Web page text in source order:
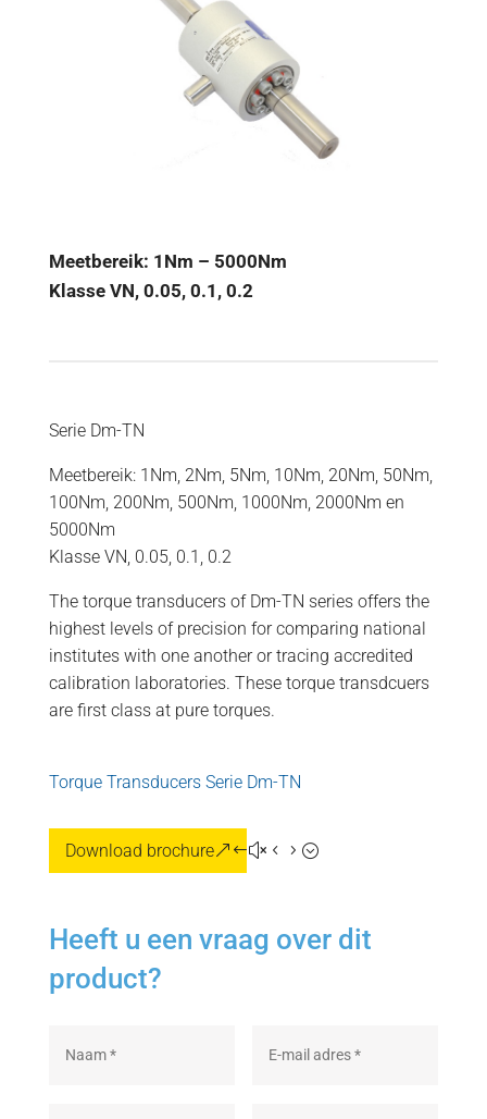
Meetbereik: 1Nm – 5000Nm
Klasse VN, 0.05, 0.1, 0.2
Serie Dm-TN
Meetbereik: 1Nm, 2Nm, 5Nm, 10Nm, 20Nm, 50Nm,
100Nm, 200Nm, 500Nm, 1000Nm, 2000Nm en
5000Nm
Klasse VN, 0.05, 0.1, 0.2
The torque transducers of Dm-TN series offers the
highest levels of precision for comparing national
institutes with one another or tracing accredited
calibration laboratories. These torque transdcuers
are first class at pure torques.
Torque Transducers Serie Dm-TN
Download brochure
Heeft u een vraag over dit
product?